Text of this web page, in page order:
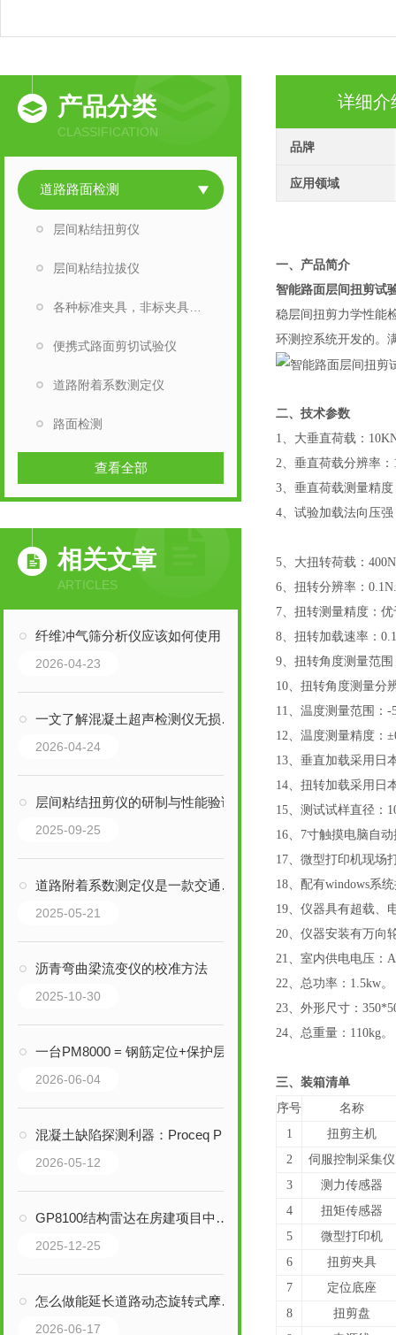
产品分类
CLASSIFICATION
道路路面检测
层间粘结扭剪仪
层间粘结拉拔仪
便携式路面剪切试验仪
道路附着系数测定仪
路面检测
查看全部
相关文章
ARTICLES
纤维冲气筛分析仪应该如何使用
2026-04-23
一文了解混凝土超声检测仪无损检测原理与功能介绍
2026-04-24
层间粘结扭剪仪的研制与性能验证
2025-09-25
道路附着系数测定仪是一款交通事故现场勘察专业设备
2025-05-21
沥青弯曲梁流变仪的校准方法
2025-10-30
一台PM8000 = 钢筋定位+保护层测厚+直径估算+智能报告，您说值不值？
2026-06-04
混凝土缺陷探测利器：Proceq PD8050阵列式超声成像仪
2026-05-12
GP8100结构雷达在房建项目中的实际应用
2025-12-25
怎么做能延长道路动态旋转式摩擦系数测定仪的使用寿命
2026-06-17
详细介
品牌
应用领域
一、 产品简介
智能路面层间扭剪试
稳层间扭剪力学性能
环测控系统开发的。
二、 技
1、大垂直荷载：
2、垂直荷载分辨率：
3、垂直荷载测量精
4、试验加载法向压强
5、大扭转荷载：
6、扭转分辨率：
7、扭转测量精度：优
8、扭转加载速率：
9、扭转角度测量范围
10、扭转角度测量分
11、温度测量范围：
12、温度测量精度：
13、垂直加载采用日
14、扭转加载采用日
15、测试试样直径：
16、7寸触摸电脑自
17、微型打印机现场
18、配有windows系
19、仪器具有超载、
20、仪器安装有万向
21、室内供电电压：
22、总功率：1.5kw。
23、外形尺寸：
24、总重量：110kg。
三、装箱清单
序号
名称
1
扭剪主机
2
伺服控制采集仪
3
测力传感器
4
扭矩传感器
5
微型打印机
6
扭剪夹具
7
定位底座
8
扭剪盘